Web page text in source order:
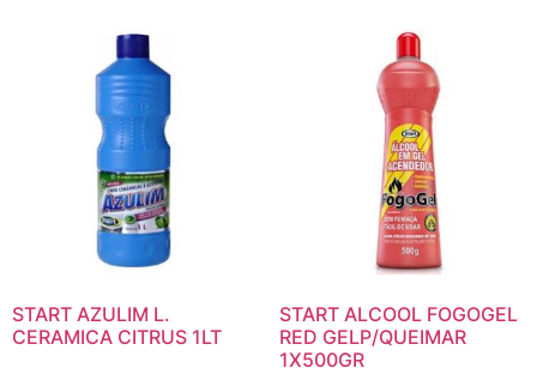
START AZULIM L.
CERAMICA CITRUS 1LT
START ALCOOL FOGOGEL
RED GELP/QUEIMAR
1X500GR